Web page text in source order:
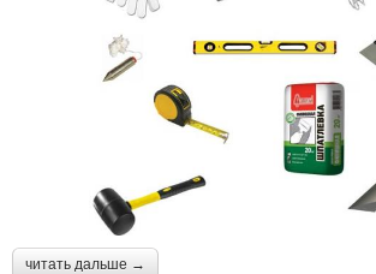
читать дальше →